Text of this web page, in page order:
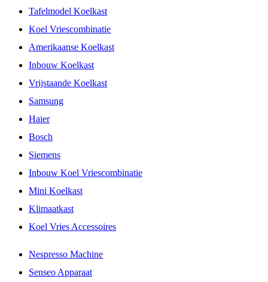
Tafelmodel Koelkast
Koel Vriescombinatie
Amerikaanse Koelkast
Inbouw Koelkast
Vrijstaande Koelkast
Samsung
Haier
Bosch
Siemens
Inbouw Koel Vriescombinatie
Mini Koelkast
Klimaatkast
Koel Vries Accessoires
Nespresso Machine
Senseo Apparaat